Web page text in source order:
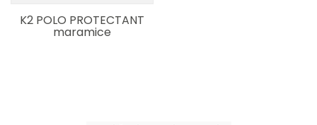
K2 POLO PROTECTANT
maramice